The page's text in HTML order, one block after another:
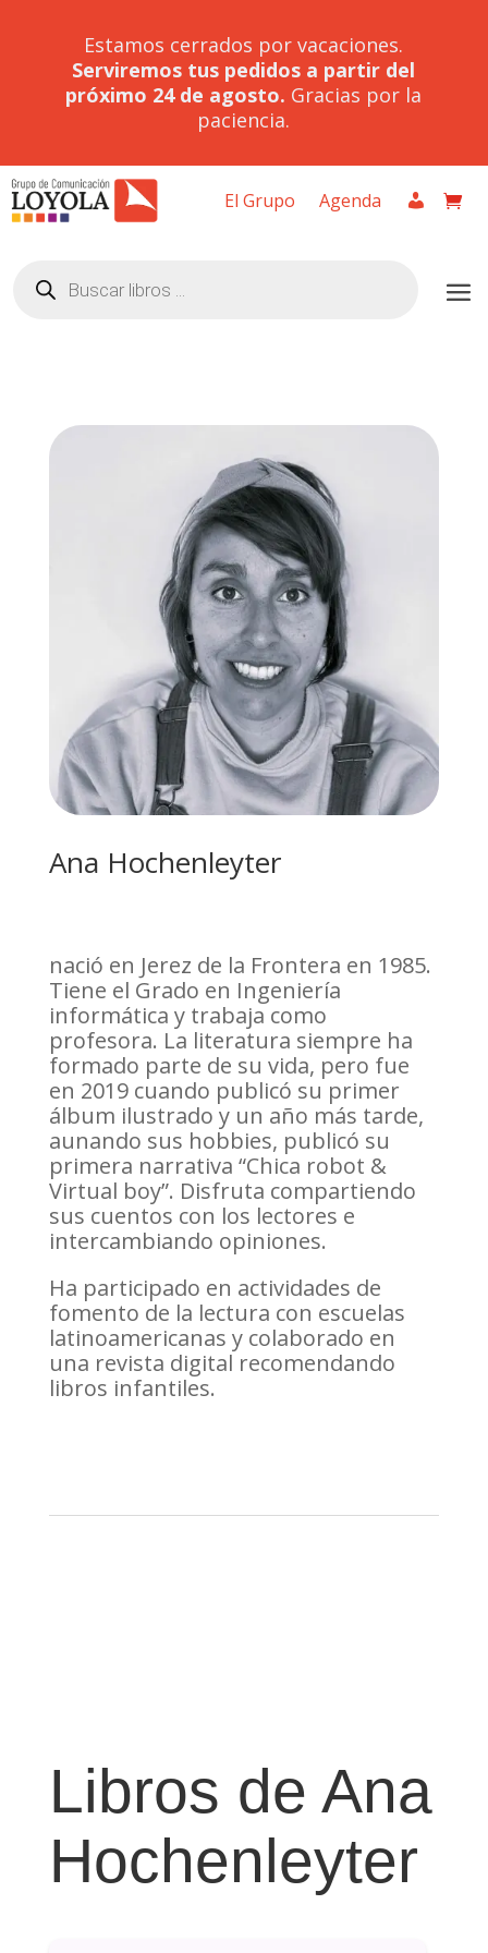
Estamos cerrados por vacaciones.
Serviremos tus pedidos a partir del
próximo 24 de agosto. Gracias por la
paciencia.
El Grupo Agenda
productos
Ana Hochenleyter
nació en Jerez de la Frontera en 1985.
Tiene el Grado en Ingeniería
informática y trabaja como
profesora. La literatura siempre ha
formado parte de su vida, pero fue
en 2019 cuando publicó su primer
álbum ilustrado y un año más tarde,
aunando sus hobbies, publicó su
primera narrativa “Chica robot &
Virtual boy”. Disfruta compartiendo
sus cuentos con los lectores e
intercambiando opiniones.
Ha participado en actividades de
fomento de la lectura con escuelas
latinoamericanas y colaborado en
una revista digital recomendando
libros infantiles.
Libros de Ana
Hochenleyter